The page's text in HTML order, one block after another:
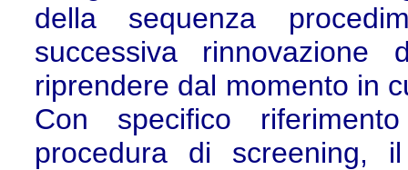
della sequenza
successiva
riprendere dal momento in
Con specifico
procedura di screening,